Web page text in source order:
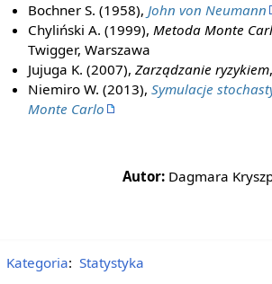
Bochner S. (1958),John von Neumann
Chyliński A. (1999),Metoda Monte
Twigger, Warszawa
Jujuga K. (2007),Zarządzanie ryzykiem
Niemiro W. (2013),Symulacje
Monte Carlo
Autor: Dagmara
Kategoria: Statystyka